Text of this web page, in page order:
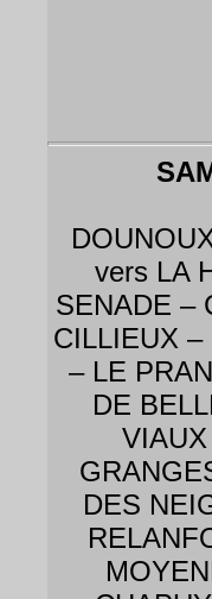
vers LA
SENADE –
CILLIEUX
– LE
DE
DES